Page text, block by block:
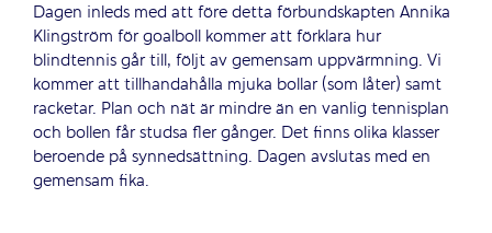
Dagen inleds med att före detta förbundskapten Annika
Klingström för goalboll kommer att förklara hur
blindtennis går till, följt av gemensam uppvärmning. Vi
kommer att tillhandahålla mjuka bollar (som låter) samt
racketar. Plan och nät är mindre än en vanlig tennisplan
och bollen får studsa fler gånger. Det finns olika klasser
beroende på synnedsättning. Dagen avslutas med en
gemensam fika.